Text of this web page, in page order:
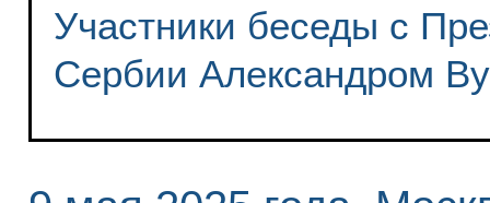
Участники беседы с
Сербии Александром